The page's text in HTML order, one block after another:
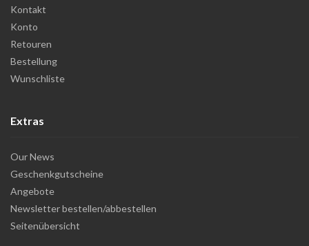
Kontakt
Konto
Retouren
Bestellung
Wunschliste
Extras
Our News
Geschenkgutscheine
Angebote
Newsletter bestellen/abbestellen
Seitenübersicht